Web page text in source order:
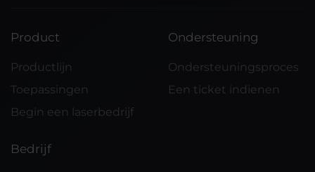
Product
Productlijn
Toepassingen
Begin een laserbedrijf
Ondersteuning
Ondersteuningsproces
Een ticket indienen
Bedrijf